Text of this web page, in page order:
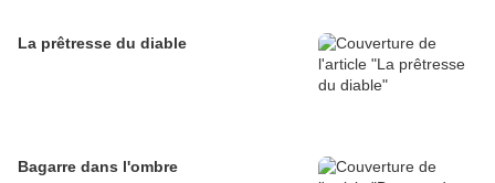
La prêtresse du diable
Bagarre dans l'ombre